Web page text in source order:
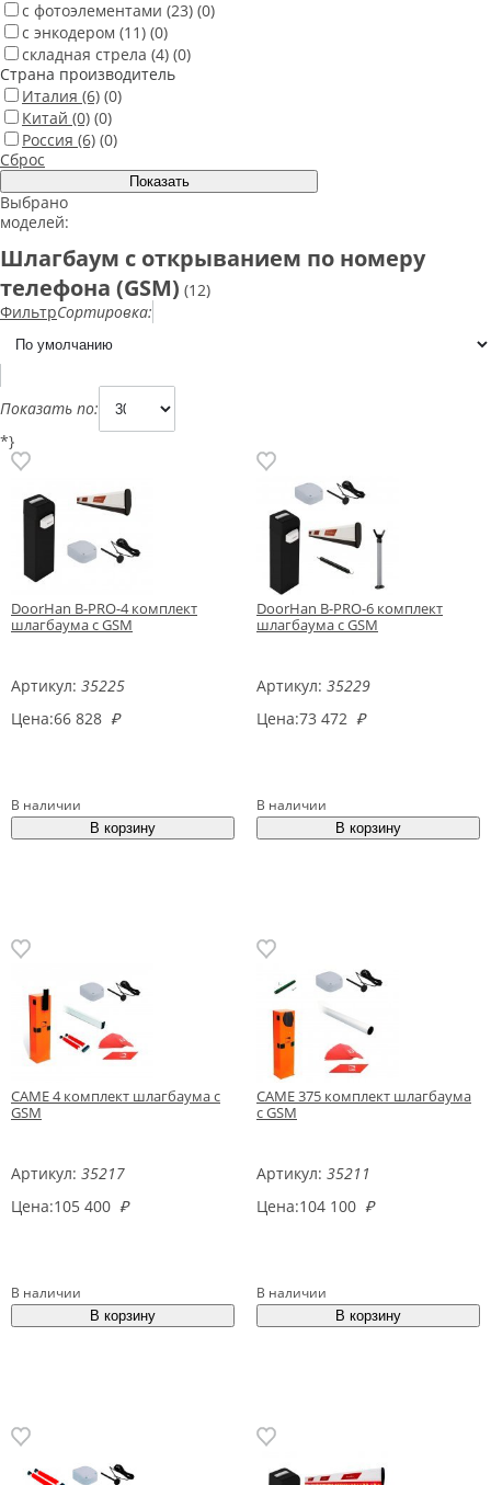
с фотоэлементами (23) (0)
с энкодером (11) (0)
складная стрела (4) (0)
Страна производитель
Италия (6) (0)
Китай (0) (0)
Россия (6) (0)
Сброс
Выбрано
моделей:
Шлагбаум с открыванием по номеру
телефона (GSM) (12)
ФильтрСортировка:
Показать по:
*}
DoorHan B-PRO-4 комплект
шлагбаума с GSM
Артикул: 35225
Цена:66 828 ₽
В наличии
DoorHan B-PRO-6 комплект
шлагбаума с GSM
Артикул: 35229
Цена:73 472 ₽
В наличии
CAME 4 комплект шлагбаума с
GSM
Артикул: 35217
Цена:105 400 ₽
В наличии
CAME 375 комплект шлагбаума
с GSM
Артикул: 35211
Цена:104 100 ₽
В наличии